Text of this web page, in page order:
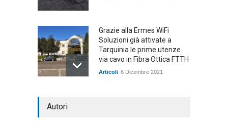
Grazie alla Ermes WiFi
Soluzioni già attivate a
Tarquinia le prime utenze
via cavo in Fibra Ottica FTTH
Articoli 6 Dicembre 2021
Autori